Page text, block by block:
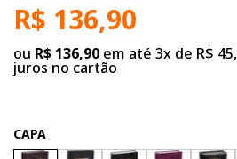
R$ 136,90
ou R$ 136,90 em até 3x de R$
juros no cartão
CAPA